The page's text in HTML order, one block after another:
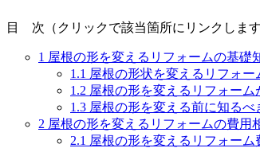
目 次（クリックで該当箇所にリンクします
1 屋根の形を変えるリフォームの基礎
1.1 屋根の形状を変えるリフォ
1.2 屋根の形を変えるリフォー
1.3 屋根の形を変える前に知る
2 屋根の形を変えるリフォームの費用
2.1 屋根の形を変えるリフォーム